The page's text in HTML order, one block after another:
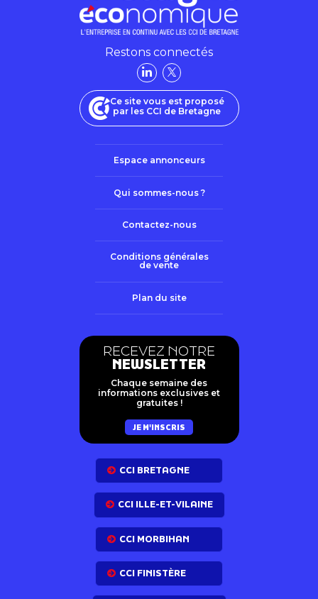
Restons connectés
Ce site vous est proposé
par les CCI de Bretagne
Espace annonceurs
Qui sommes-nous ?
Contactez-nous
Conditions générales
de vente
Plan du site
RECEVEZ NOTRE
NEWSLETTER
Chaque semaine des
informations exclusives et
gratuites !
JE M'INSCRIS
CCI BRETAGNE
CCI ILLE-ET-VILAINE
CCI MORBIHAN
CCI FINISTÈRE